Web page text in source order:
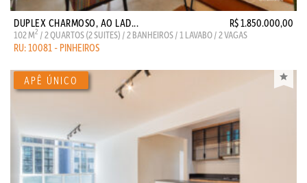
DUPLEX CHARMOSO, AO LAD... R$ 1.850.000,00
102 M2 / 2 QUARTOS (2 SUITES) / 2 BANHEIROS / 1 LAVABO / 2 VAGAS
RU: 10081 - PINHEIROS